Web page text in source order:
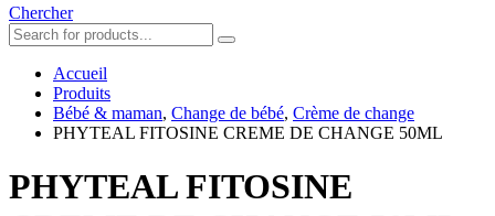
Chercher
Accueil
Produits
Bébé & maman, Change de bébé, Crème de change
PHYTEAL FITOSINE CREME DE CHANGE 50ML
PHYTEAL FITOSINE